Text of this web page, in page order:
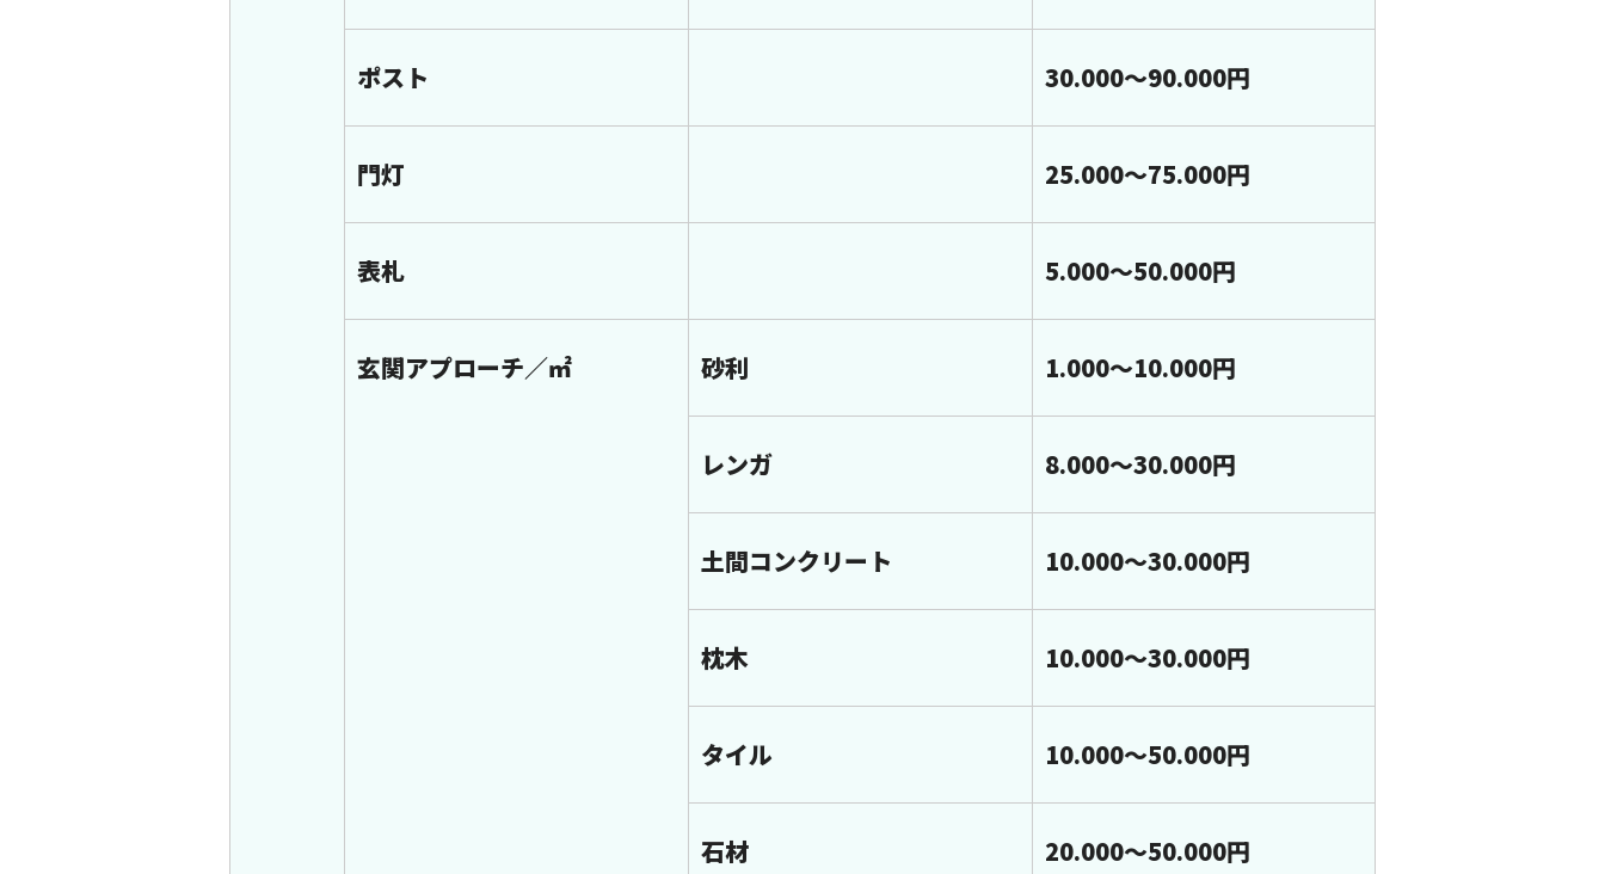
ポスト 30.000～90.000円
門灯 25.000～75.000円
表札 5.000～50.000円
玄関アプローチ／㎡ 砂利 1.000～10.000円
レンガ 8.000～30.000円
土間コンクリート 10.000～30.000円
枕木 10.000～30.000円
タイル 10.000～50.000円
石材 20.000～50.000円